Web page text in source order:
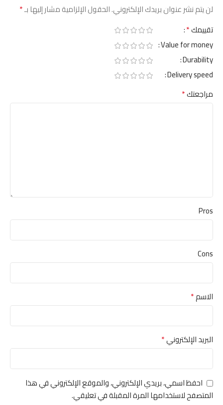
لن يتم نشر عنوان بريدك الإلكتروني.الحقول الإلزامية مشار إليها بـ*
تقييمك*
Value for money
Durability
Delivery speed
مراجعتك*
Pros
Cons
الاسم*
البريد الإلكتروني*
احفظ اسمي، بريدي الإلكتروني، والموقع الإلكتروني في هذا
المتصفح لاستخدامها المرة المقبلة في تعليقي.